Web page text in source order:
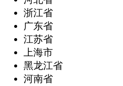
浙江省
广东省
江苏省
上海市
黑龙江省
河南省